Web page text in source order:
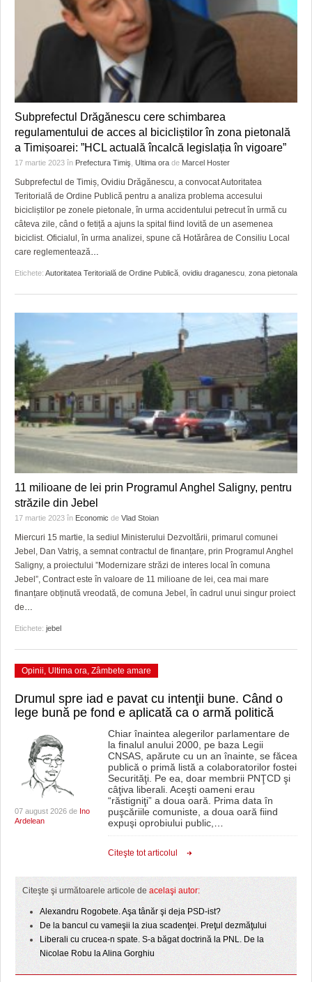
Subprefectul Drăgănescu cere schimbarea
regulamentului de acces al bicicliștilor în zona pietonală
a Timișoarei: ”HCL actuală încalcă legislația în vigoare”
17 martie 2023 în Prefectura Timiş Ultima ora de Marcel Hoster
Subprefectul de Timiș, Ovidiu Drăgănescu, a convocat Autoritatea
Teritorială de Ordine Publică pentru a analiza problema accesului
bicicliștilor pe zonele pietonale, în urma accidentului petrecut în urmă cu
câteva zile, când o fetiță a ajuns la spital fiind lovită de un asemenea
biciclist. Oficialul, în urma analizei, spune că Hotărârea de Consiliu Local
care reglementează
Etichete: Autoritatea Teritorială de Ordine Publică ovidiu draganescu zona pietonala
11 milioane de lei prin Programul Anghel Saligny, pentru
străzile din Jebel
17 martie 2023 în Economic de Vlad Stoian
Miercuri 15 martie, la sediul Ministerului Dezvoltării, primarul comunei
Jebel, Dan Vatriş, a semnat contractul de finanțare, prin Programul Anghel
Saligny, a proiectului ”Modernizare străzi de interes local în comuna
Jebel”, Contract este în valoare de 11 milioane de lei, cea mai mare
finanțare obținută vreodată, de comuna Jebel, în cadrul unui singur proiect
de…
Etichete: jebel
Opinii, Ultima ora, Zâmbete amare
Drumul spre iad e pavat cu intenţii bune. Când o
lege bună pe fond e aplicată ca o armă politică
07 august 2026 de Ino
Ardelean
Chiar înaintea alegerilor parlamentare de
la finalul anului 2000, pe baza Legii
CNSAS, apărute cu un an înainte, se făcea
publică o primă listă a colaboratorilor fostei
Securităţi. Pe ea, doar membrii PNŢCD şi
câţiva liberali. Aceşti oameni erau
“răstigniţi” a doua oară. Prima data în
puşcăriile comuniste, a doua oară fiind
expuşi oprobiului public,
Citeşte tot articolul
Citeşte şi următoarele articole de acelaşi autor:
Alexandru Rogobete. Aşa tânăr şi deja PSD-ist?
De la bancul cu vameşii la ziua scadenţei. Preţul dezmăţului
Liberali cu crucea-n spate. S-a băgat doctrină la PNL. De la
Nicolae Robu la Alina Gorghiu